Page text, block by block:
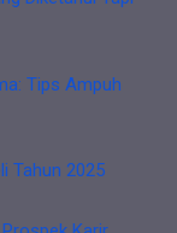
Tips Ampuh
Tahun 2025